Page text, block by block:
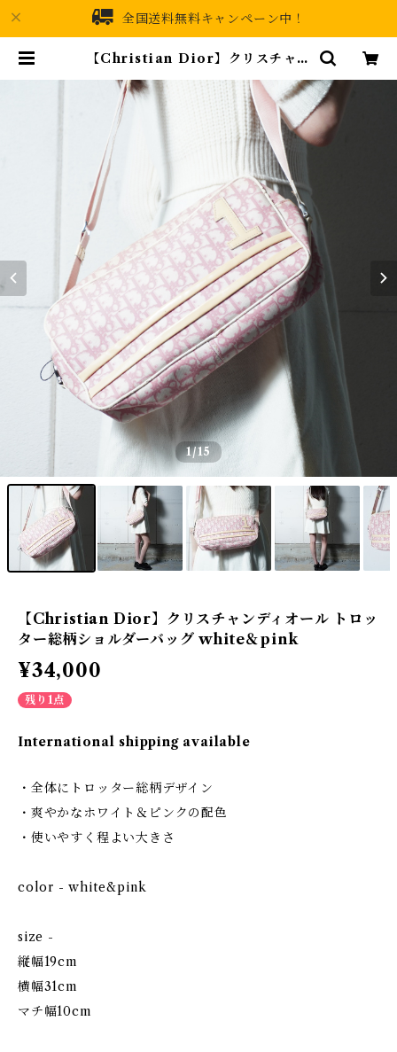
全国送料無料キャンペーン中！
【Christian Dior】クリスチャン
ーバッグ white＆pink | MIXHI
VE
1/15
【Christian Dior】クリスチャンディオール トロッ
ター総柄ショルダーバッグ white＆pink
¥34,000
残り1点
International shipping available
・全体にトロッター総柄デザイン
・爽やかなホワイト＆ピンクの配色
・使いやすく程よい大きさ
color - white&pink
size -
縦幅19cm
横幅31cm
マチ幅10cm